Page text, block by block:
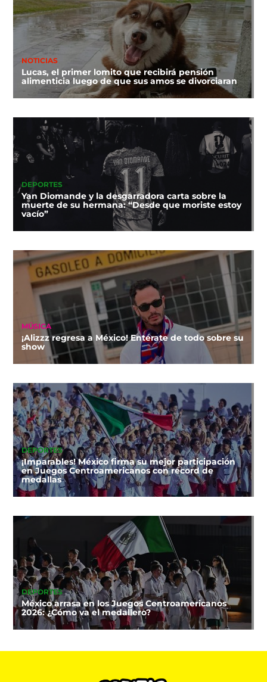
NOTICIAS
Lucas, el primer lomito que recibirá pensión
alimenticia luego de que sus amos se divorciaran
DEPORTES
Yan Diomande y la desgarradora carta sobre la
muerte de su hermana: “Desde que moriste estoy
vacío”
MÚSICA
¡Alizzz regresa a México! Entérate de todo sobre su
show
DEPORTES
¡Imparables! México firma su mejor participación
en Juegos Centroamericanos con récord de
medallas
DEPORTES
México arrasa en los Juegos Centroamericanos
2026: ¿Cómo va el medallero?